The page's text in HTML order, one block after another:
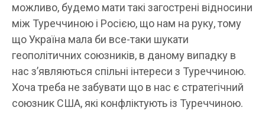
можливо, будемо мати такі загострені відносини
між Туреччиною і Росією, що нам на руку, тому
що Україна мала би все-таки шукати
геополітичних союзників, в даному випадку в
нас з’являються спільні інтереси з Туреччиною.
Хоча треба не забувати що в нас є стратегічний
союзник США, які конфліктують із Туреччиною.